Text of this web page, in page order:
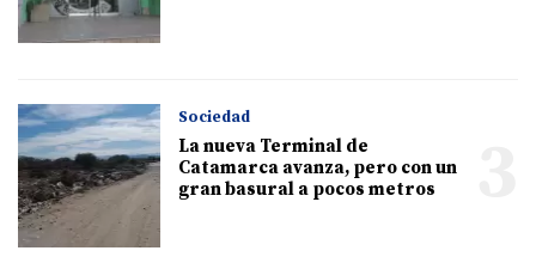
Sociedad
La nueva Terminal de
Catamarca avanza, pero con un
gran basural a pocos metros